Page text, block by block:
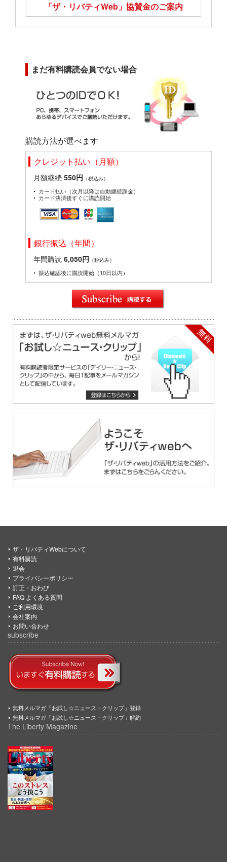
「ザ・リバティWeb」 協賛金のご案内
まだ有料購読会員でない場合
購読方法が選べます
クレジット払い（月額）
月額継続 550円 （税込み）
カード払い（次月以降は自動継続課金）
カード決済後すぐに購読開始
銀行振込（年間）
年間購読 6,050円 （税込み）
振込確認後に購読開始（10日以内）
ザ・リバティWebについて
有料購読
退会
プライバシーポリシー
訂正・おわび
FAQ よくある質問
ご利用環境
会社案内
お問い合わせ
subscribe
無料メルマガ「お試し☆ニュース・クリップ」登録
無料メルマガ「お試し☆ニュース・クリップ」解約
The Liberty Magazine